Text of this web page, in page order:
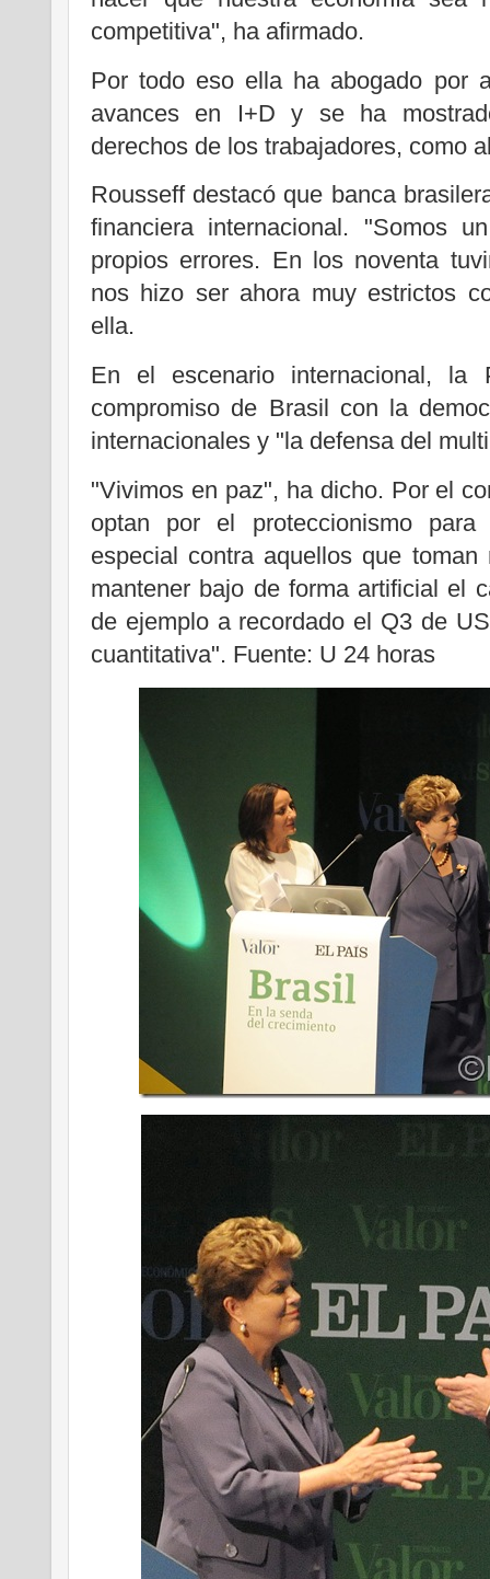
competitiva", ha afirmado.
Por todo eso ella ha abogado por
avances en I+D y se ha
derechos de los trabajadores, como
Rousseff destacó que banca
financiera internacional. "Somos
propios errores. En los noventa
nos hizo ser ahora muy estrictos
ella.
En el escenario internacional, la
compromiso de Brasil con la
internacionales y "la defensa del
"Vivimos en paz", ha dicho. Por el
optan por el proteccionismo
especial contra aquellos que toman
mantener bajo de forma artificial el
de ejemplo a recordado el Q3 de
cuantitativa". Fuente: U 24 horas